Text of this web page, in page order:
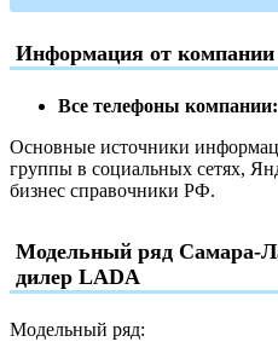
Информация от компании
Все телефоны компании:
Основные источники
группы в социальных сетях,
бизнес справочники РФ.
Модельный ряд Самара-
дилер LADA
Модельный ряд: